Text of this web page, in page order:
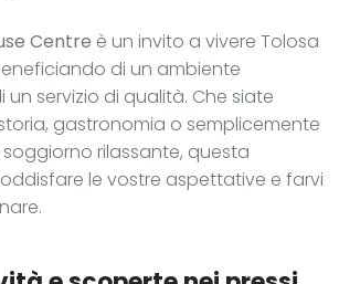
Centre è un invito a vivere Tolosa
di un ambiente
servizio di qualità. Che siate
gastronomia o semplicemente
rilassante, questa
le vostre aspettative e farvi